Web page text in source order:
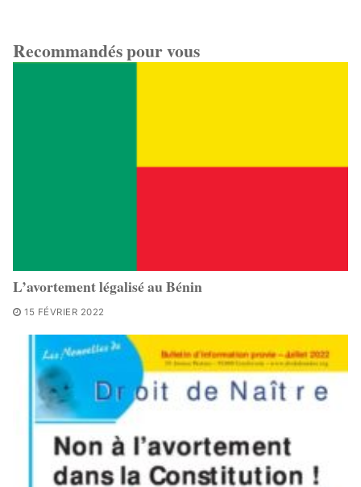
Recommandés pour vous
L’avortement légalisé au Bénin
15 FÉVRIER 2022